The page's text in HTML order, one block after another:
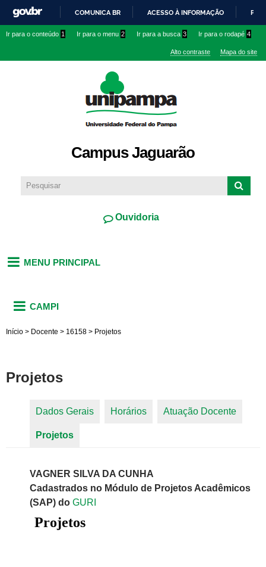
conteúdo
IR
O
COMUNICA BR ACESSO À INFORMAÇÃO
Ir para o conteúdo 1 Ir para o menu 2 Ir para a busca 3 Ir para o rodapé 4
Alto contraste Mapa do site
Campus Jaguarão
Ouvidoria
MENU PRINCIPAL
CAMPI
Início > Docente > 16158 > Projetos
Projetos
Dados Gerais Horários Atuação Docente
Projetos
VAGNER SILVA DA CUNHA
Cadastrados no Módulo de Projetos Acadêmicos
(SAP) do GURI